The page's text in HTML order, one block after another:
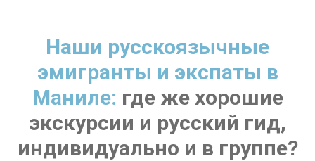
Наши русскоязычные
эмигранты и экспаты в
Маниле: где же хорошие
экскурсии и русский гид,
индивидуально и в группе?